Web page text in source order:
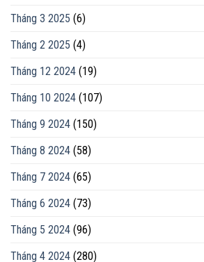
Tháng 3 2025 (6)
Tháng 2 2025 (4)
Tháng 12 2024 (19)
Tháng 10 2024 (107)
Tháng 9 2024 (150)
Tháng 8 2024 (58)
Tháng 7 2024 (65)
Tháng 6 2024 (73)
Tháng 5 2024 (96)
Tháng 4 2024 (280)